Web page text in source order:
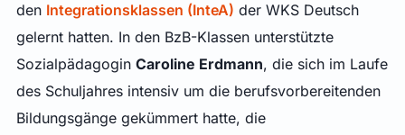
den Integrationsklassen (InteA) der WKS Deutsch
gelernt hatten. In den BzB-Klassen unterstützte
Sozialpädagogin Caroline Erdmann, die sich im Laufe
des Schuljahres intensiv um die berufsvorbereitenden
Bildungsgänge gekümmert hatte, die